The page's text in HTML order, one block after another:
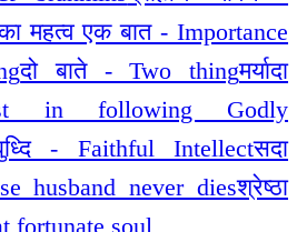
महत्व एक बात - Importance
दो बाते - Two thingमर्यादा
in following Godly
- Faithful Intellectसदा
husband never diesश्रेष्ठा
fortunate soul